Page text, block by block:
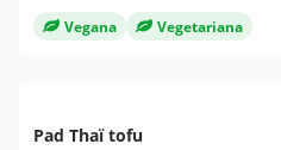
Vegana Vegetariana
Pad Thaï tofu